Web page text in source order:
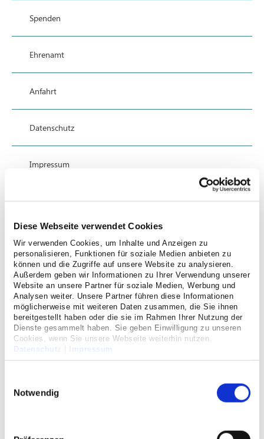
Diese Webseite verwendet Cookies
Wir verwenden Cookies, um Inhalte und Anzeigen zu
personalisieren, Funktionen für soziale Medien anbieten zu
können und die Zugriffe auf unsere Website zu analysieren.
Außerdem geben wir Informationen zu Ihrer Verwendung unserer
Website an unsere Partner für soziale Medien, Werbung und
Analysen weiter. Unsere Partner führen diese Informationen
möglicherweise mit weiteren Daten zusammen, die Sie ihnen
bereitgestellt haben oder die sie im Rahmen Ihrer Nutzung der
Dienste gesammelt haben. Sie geben Einwilligung zu unseren
Cookies, wenn Sie unsere Webseite weiterhin nutzen.
Datenschutz
Impressum
Notwendig
Spenden
Ehrenamt
Anfahrt
Datenschutz
Impressum
Pflege zu Hause